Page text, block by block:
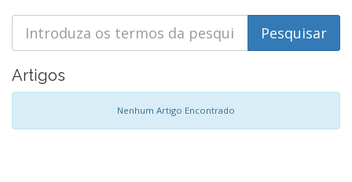
Artigos
Nenhum Artigo Encontrado